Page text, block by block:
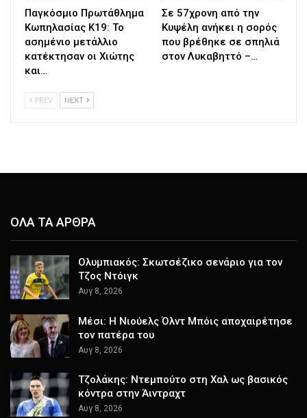
Παγκόσμιο Πρωτάθλημα
Κωπηλασίας Κ19: Το
ασημένιο μετάλλιο
κατέκτησαν οι Χιώτης
και…
Σε 57χρονη από την
Κυψέλη ανήκει η σορός
που βρέθηκε σε σπηλιά
στον Λυκαβηττό –…
PREV NEXT
ΟΛΑ ΤΑ ΑΡΘΡΑ
Ολυμπιακός: Σκωτσέζικο σενάριο για τον
Τζος Ντόιγκ
Αυγ 8, 2026
Μέσι: Η Νιούελς Όλντ Μπόις αποχαιρέτησε
τον πατέρα του
Αυγ 8, 2026
Τζολάκης: Ντεμπούτο στη Χαλ ως βασικός
κόντρα στην Άιντραχτ
Αυγ 8, 2026